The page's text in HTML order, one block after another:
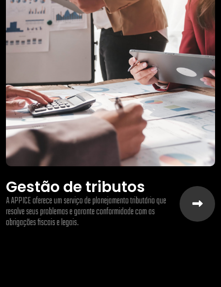
Gestão de tributos
A APPICE oferece um serviço de planejamento tributário que
resolve seus problemas e garante conformidade com as
obrigações fiscais e legais.